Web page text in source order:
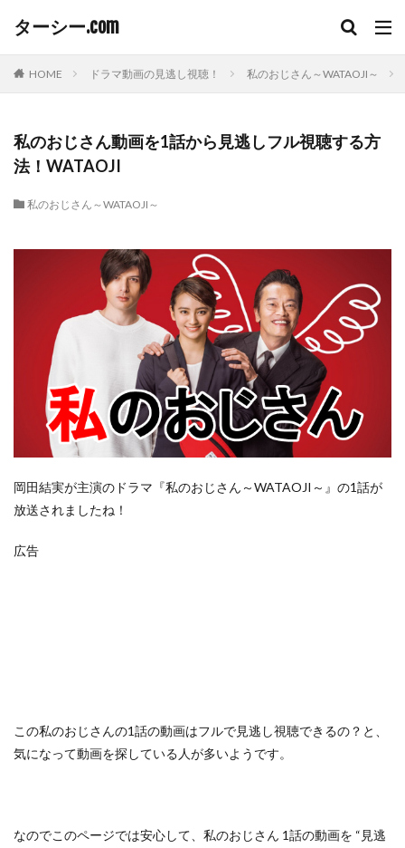
ターシー.com
HOME ドラマ動画の見逃し視聴！ 私のおじさん～WATAOJI～
私のおじさん動画を1話から見逃しフル視聴する方
法！WATAOJI
私のおじさん～WATAOJI～
岡田結実が主演のドラマ『私のおじさん～WATAOJI～』の1話が
放送されましたね！
広告
この私のおじさんの1話の動画はフルで見逃し視聴できるの？ と、
気になって動画を探している人が多いようです。
なのでこのページでは安心して、 私のおじさん 1話の動画を “見逃